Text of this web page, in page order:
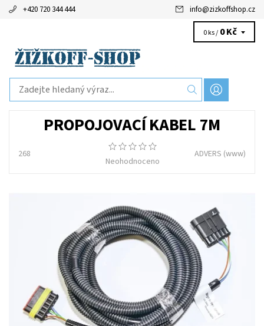
+420 720 344 444 info@zizkoffshop.cz
0 ks / 0 Kč
PROPOJOVACÍ KABEL 7M
268
Neohodnoceno
ADVERS (www)